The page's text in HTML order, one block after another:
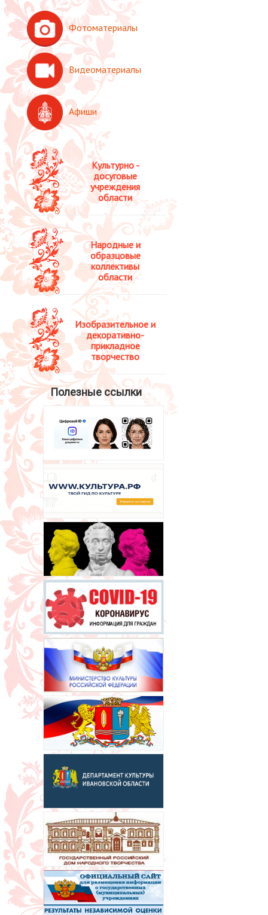
Культурно -
досуговые
учреждения
области
Народные и
образцовые
коллективы
области
Изобразительное и
декоративно-
прикладное
творчество
Полезные ссылки
Фотоматериалы
Видеоматериалы
Афиши